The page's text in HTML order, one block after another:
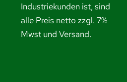
Industriekunden ist, sind
alle Preis netto zzgl. 7%
Mwst und Versand.